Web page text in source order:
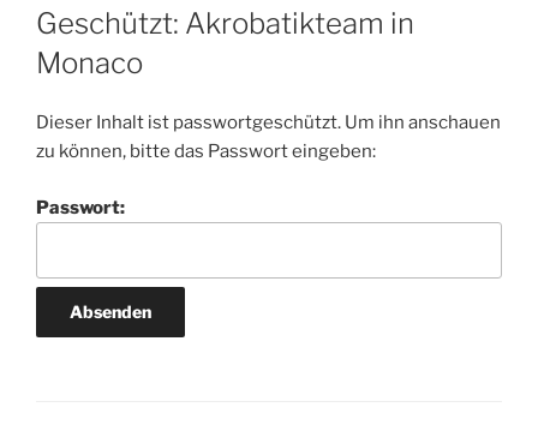
AM
Geschützt: Akrobatikteam in
Monaco
Dieser Inhalt ist passwortgeschützt. Um ihn anschauen
zu können, bitte das Passwort eingeben:
Passwort: